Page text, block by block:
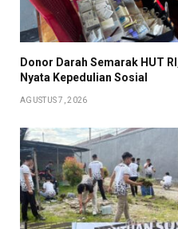
Donor Darah Semarak HUT
Nyata Kepedulian Sosial
AGUSTUS 7, 2026